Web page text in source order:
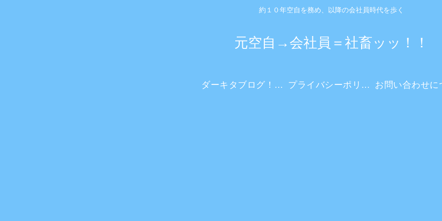
約１０年空自を務め、以降の会社員時代を歩く
元空自→会社員＝社畜ッッ！！
ダーキタブログ！とは？ プライバシーポリシー